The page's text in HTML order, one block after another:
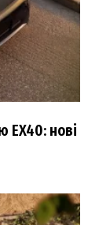
EX40: нові